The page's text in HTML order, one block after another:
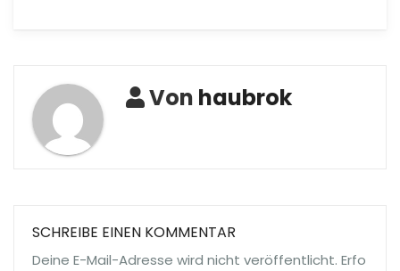
Von haubrok
SCHREIBE EINEN KOMMENTAR
Deine E-Mail-Adresse wird nicht veröffentlicht. Erfo